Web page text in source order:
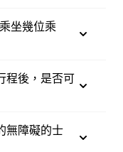
坐幾位乘
程後，是否可
無障礙的士